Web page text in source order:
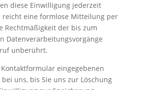
diese Einwilligung jederzeit
reicht eine formlose Mitteilung per
Rechtmäßigkeit der bis zum
Datenverarbeitungsvorgänge
unberührt.
eingegebenen
uns, bis Sie uns zur Löschung